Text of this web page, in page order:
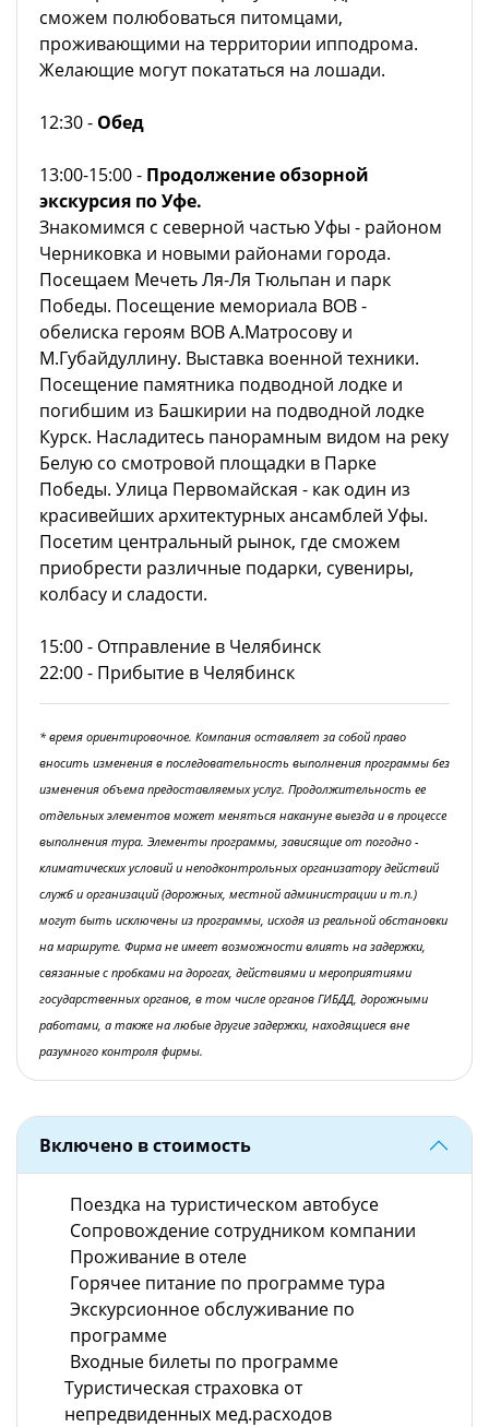
сможем полюбоваться питомцами,
проживающими на территории ипподрома.
Желающие могут покататься на лошади.
12:30 - Обед
13:00-15:00 - Продолжение обзорной
экскурсия по Уфе.
Знакомимся с северной частью Уфы - районом
Черниковка и новыми районами города.
Посещаем Мечеть Ля-Ля Тюльпан и парк
Победы. Посещение мемориала ВОВ -
обелиска героям ВОВ А.Матросову и
М.Губайдуллину. Выставка военной техники.
Посещение памятника подводной лодке и
погибшим из Башкирии на подводной лодке
Курск. Насладитесь панорамным видом на реку
Белую со смотровой площадки в Парке
Победы. Улица Первомайская - как один из
красивейших архитектурных ансамблей Уфы.
Посетим центральный рынок, где сможем
приобрести различные подарки, сувениры,
колбасу и сладости.
15:00 - Отправление в Челябинск
22:00 - Прибытие в Челябинск
* время ориентировочное. Компания оставляет за собой право
вносить изменения в последовательность выполнения программы без
изменения объема предоставляемых услуг. Продолжительность ее
отдельных элементов может меняться накануне выезда и в процессе
выполнения тура. Элементы программы, зависящие от погодно -
климатических условий и неподконтрольных организатору действий
служб и организаций (дорожных, местной администрации и т.п.)
могут быть исключены из программы, исходя из реальной обстановки
на маршруте. Фирма не имеет возможности влиять на задержки,
связанные с пробками на дорогах, действиями и мероприятиями
государственных органов, в том числе органов ГИБДД, дорожными
работами, а также на любые другие задержки, находящиеся вне
разумного контроля фирмы.
Включено в стоимость
Поездка на туристическом автобусе
Сопровождение сотрудником компании
Проживание в отеле
Горячее питание по программе тура
Экскурсионное обслуживание по
программе
Входные билеты по программе
Туристическая страховка от
непредвиденных мед.расходов